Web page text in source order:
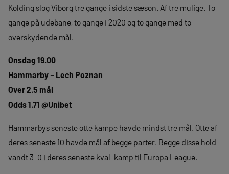
Kolding slog Viborg tre gange i sidste sæson. Af tre mulige. To
gange på udebane, to gange i 2020 og to gange med to
overskydende mål.
Onsdag 19.00
Hammarby – Lech Poznan
Over 2.5 mål
Odds 1.71 @Unibet
Hammarbys seneste otte kampe havde mindst tre mål. Otte af
deres seneste 10 havde mål af begge parter. Begge disse hold
vandt 3-0 i deres seneste kval-kamp til Europa League.